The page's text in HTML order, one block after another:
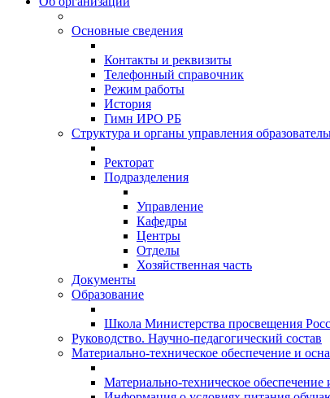
Основные сведения
Контакты и реквизиты
Телефонный справочник
Режим работы
История
Гимн ИРО РБ
Структура и органы управления
Ректорат
Подразделения
Управление
Кафедры
Центры
Отделы
Хозяйственная часть
Документы
Образование
Школа Министерства просвещения
Руководство. Научно-педагогический состав
Материально-техническое обеспечение и
Материально-техническое обеспечение